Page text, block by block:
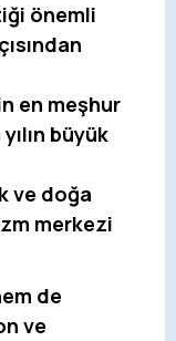
önemli
en meşhur
büyük
ve doğa
merkezi
de
ve